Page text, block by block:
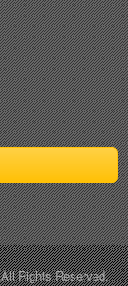
All Rights Reserved.